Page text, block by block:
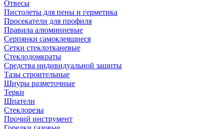
Отвесы
Пистолеты для пены и герметика
Просекатели для профиля
Правила алюминиевые
Серпянки самоклеящиеся
Сетки стеклотканевые
Стеклодомкраты
Средства индивидуальной защиты
Тазы строительные
Шнуры разметочные
Терки
Шпатели
Стеклорезы
Прочий инструмент